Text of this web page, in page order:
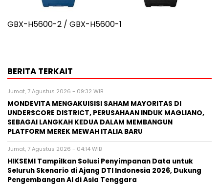
GBX-H5600-2 / GBX-H5600-1
BERITA TERKAIT
Jumat, 7 Agustus 2026 - 09:32 WIB
MONDEVITA MENGAKUISISI SAHAM MAYORITAS DI
UNDERSCORE DISTRICT, PERUSAHAAN INDUK MAGLIANO,
SEBAGAI LANGKAH KEDUA DALAM MEMBANGUN
PLATFORM MEREK MEWAH ITALIA BARU
Jumat, 7 Agustus 2026 - 04:14 WIB
HIKSEMI Tampilkan Solusi Penyimpanan Data untuk
Seluruh Skenario di Ajang DTI Indonesia 2026, Dukung
Pengembangan AI di Asia Tenggara